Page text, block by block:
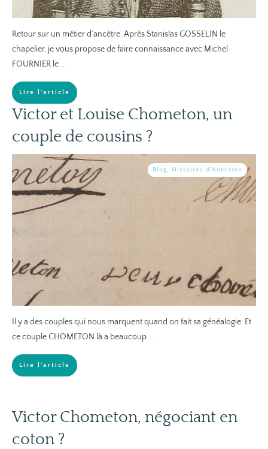
Retour sur un métier d’ancêtre. Après Stanislas GOSSELIN le
chapelier, je vous propose de faire connaissance avec Michel
FOURNIER le ...
Lire l'article
Victor et Louise Chometon, un
couple de cousins ?
Blog, Histoires d'Ancêtres
Il y a des couples qui nous marquent quand on fait sa généalogie. Et
ce couple CHOMETON là a beaucoup ...
Lire l'article
Victor Chometon, négociant en
coton ?